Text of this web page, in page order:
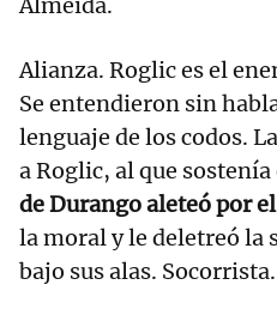
Almeida.
Alianza. Roglic es el
Se entendieron sin
lenguaje de los codos.
a Roglic, al que
de Durango aleteó por
la moral y le deletreó la
bajo sus alas. Socorrista.